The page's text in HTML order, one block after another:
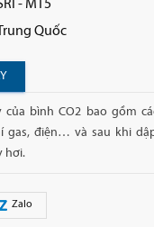
- MT5
Trung Quốc
của bình CO2 bao gồm
gas, điện… và sau khi
hơi.
Zalo